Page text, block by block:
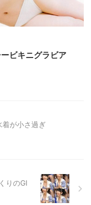
ビキニグラビア
が小さ過ぎ
りのGI